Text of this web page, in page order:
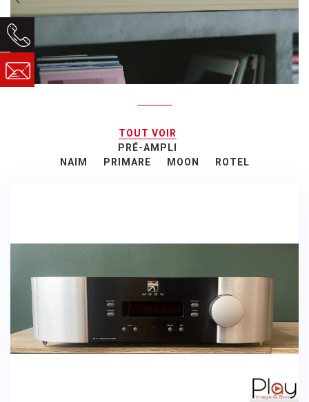
TOUT VOIR
PRÉ-AMPLI
NAIM
PRIMARE MOON ROTEL